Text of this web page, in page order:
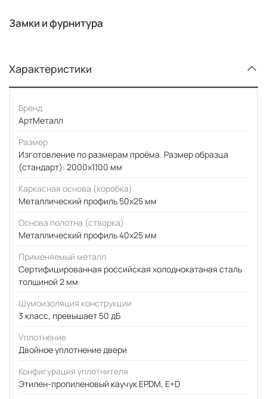
Замки и фурнитура
Характеристики
Бренд
АртМеталл
Размер
Изготовление по размерам проёма. Размер образца
(стандарт): 2000x1100 мм
Каркасная основа (коробка)
Металлический профиль 50x25 мм
Основа полотна (створка)
Металлический профиль 40x25 мм
Применяемый металл
Сертифицированная российская холоднокатаная сталь
толщиной 2 мм
Шумоизоляция конструкции
3 класс, превышает 50 дБ
Уплотнение
Двойное уплотнение двери
Конфигурация уплотнителя
Этилен-пропиленовый каучук EPDM, E+D